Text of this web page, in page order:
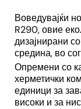
Воведувајќи
R290, овие
дизајнирани
средина, во
Опремени со
херметички
единици за
високи и за